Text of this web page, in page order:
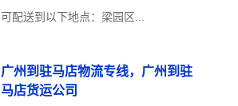
可配送到以下地点：梁园区...
广州到驻马店物流专线，广州到驻
马店货运公司